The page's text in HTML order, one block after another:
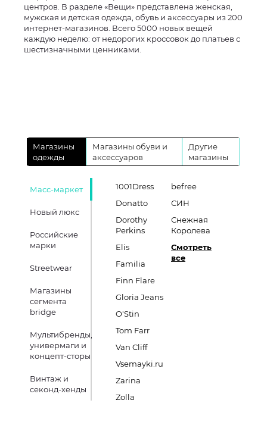
центров. В разделе «Вещи» представлена женская,
мужская и детская одежда, обувь и аксессуары из 200
интернет-магазинов. Всего 5000 новых вещей
каждую неделю: от недорогих кроссовок до платьев с
шестизначными ценниками.
Магазины
одежды
Магазины обуви и
аксессуаров
Другие
магазины
Масс-маркет
Новый люкс
Российские
марки
Streetwear
Магазины
сегмента
bridge
Мультибренды,
универмаги и
концепт-сторы
Винтаж и
секонд-хенды
1001Dress
Donatto
Dorothy
Perkins
Elis
Familia
Finn Flare
Gloria Jeans
O'Stin
Tom Farr
Van Cliff
Vsemayki.ru
Zarina
Zolla
befree
СИН
Снежная
Королева
Смотреть
все